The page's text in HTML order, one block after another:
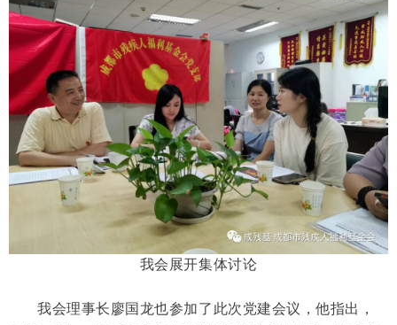
我会展开集体讨论
我会理事长廖国龙也参加了此次党建会议，他指出，